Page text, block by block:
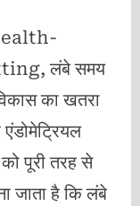
लंबे समय
का खतरा
पूरी तरह से
जाता है कि लंबे